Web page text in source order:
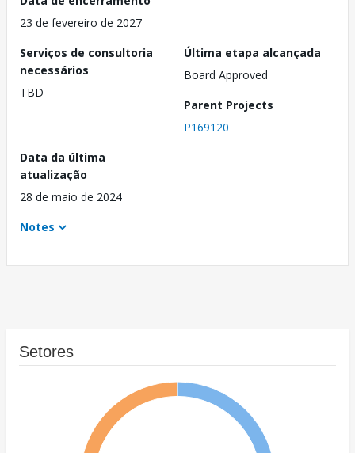
23 de fevereiro de 2027
Serviços de consultoria
necessários
TBD
Última etapa alcançada
Board Approved
Parent Projects
P169120
Data da última
atualização
28 de maio de 2024
Notes
Setores